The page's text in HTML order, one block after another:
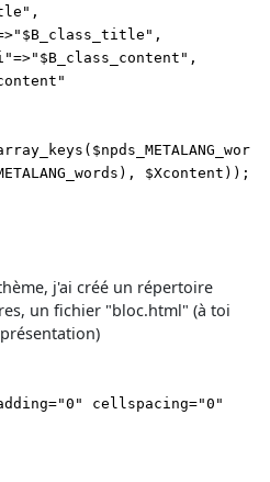
$Xcontent));
j'ai créé un répertoire
un fichier "bloc.html" (à toi
cellspacing="0"